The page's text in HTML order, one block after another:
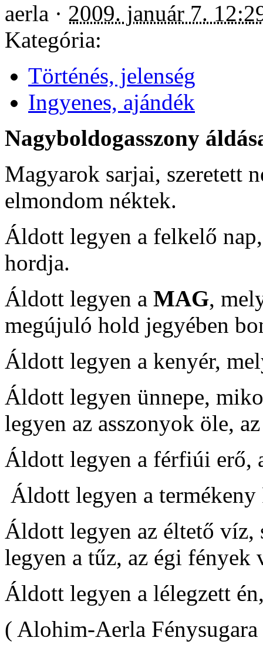
aerla · 2009. január 7.
Kategória:
Történés, jelenség
Ingyenes, ajándék
Nagyboldogasszony
Magyarok sarjai, szeretett
elmondom néktek.
Áldott legyen a felkelő
hordja.
Áldott legyen a MAG,
megújuló hold jegyében
Áldott legyen a kenyér,
Áldott legyen ünnepe,
legyen az asszonyok öle,
Áldott legyen a férfiúi erő,
Áldott legyen a
Áldott legyen az éltető
legyen a tűz, az égi fények
Áldott legyen a lélegzett
( Alohim-Aerla